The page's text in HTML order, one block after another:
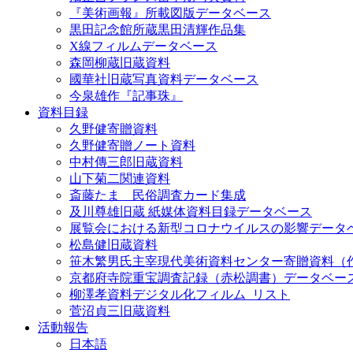
『美術画報』所載図版データベース
黒田記念館所蔵黒田清輝作品集
X線フィルムデータベース
森岡柳蔵旧蔵資料
國華社旧蔵写真資料データベース
今泉雄作『記事珠』
資料目録
久野健寄贈資料
久野健寄贈ノート資料
中村傳三郎旧蔵資料
山下菊二関連資料
斎藤たま 民俗調査カード集成
及川尊雄旧蔵 紙媒体資料目録データベース
展覧会における新型コロナウイルスの影響データ
松島健旧蔵資料
笹木繁男氏主宰現代美術資料センター寄贈資料（
京都府寺院重宝調査記録（赤松調書）データベー
柳澤孝資料デジタル化フィルム_リスト
菅沼貞三旧蔵資料
活動報告
日本語